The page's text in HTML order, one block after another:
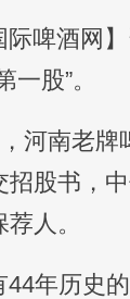
际啤酒网
一股”。
河南老牌
招股书，
人。
44年历史